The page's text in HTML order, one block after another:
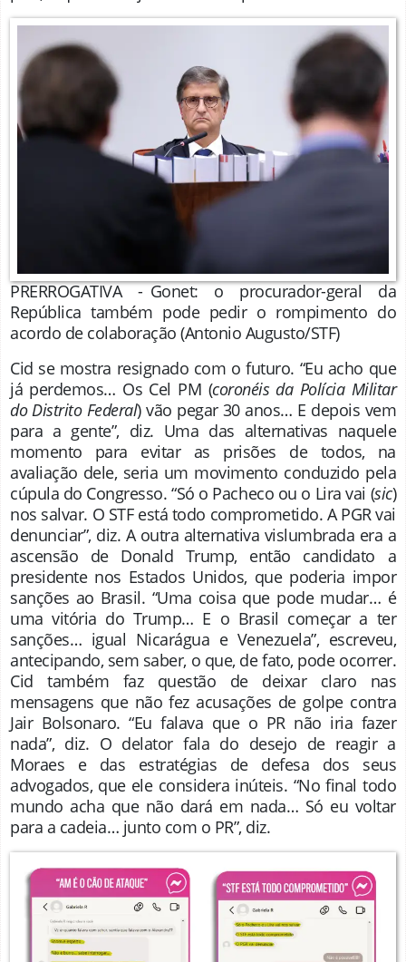
PRERROGATIVA - Gonet: o procurador-geral da
República também pode pedir o rompimento do
acordo de colaboração (Antonio Augusto/STF)
Cid se mostra resignado com o futuro. “Eu acho que
já perdemos… Os Cel PM (coronéis da Polícia Militar
do Distrito Federal) vão pegar 30 anos… E depois vem
para a gente”, diz. Uma das alternativas naquele
momento para evitar as prisões de todos, na
avaliação dele, seria um movimento conduzido pela
cúpula do Congresso. “Só o Pacheco ou o Lira vai (sic)
nos salvar. O STF está todo comprometido. A PGR vai
denunciar”, diz. A outra alternativa vislumbrada era a
ascensão de Donald Trump, então candidato a
presidente nos Estados Unidos, que poderia impor
sanções ao Brasil. “Uma coisa que pode mudar… é
uma vitória do Trump… E o Brasil começar a ter
sanções… igual Nicarágua e Venezuela”, escreveu,
antecipando, sem saber, o que, de fato, pode ocorrer.
Cid também faz questão de deixar claro nas
mensagens que não fez acusações de golpe contra
Jair Bolsonaro. “Eu falava que o PR não iria fazer
nada”, diz. O delator fala do desejo de reagir a
Moraes e das estratégias de defesa dos seus
advogados, que ele considera inúteis. “No final todo
mundo acha que não dará em nada… Só eu voltar
para a cadeia… junto com o PR”, diz.